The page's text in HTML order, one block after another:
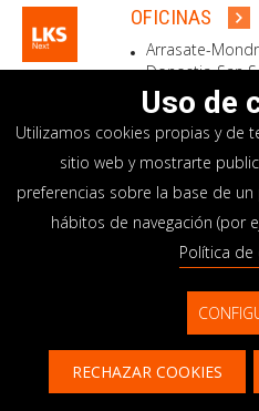
OFICINAS
Arrasate-
Donostia-San
Madrid
El
SEDE SOCIAL
Goiru, 7
CP 20500
+34 900 84 14 14
info@lksnext.com
Aviso legal
Política de cookies
Uso de
Utilizamos cookies propias y de
sitio web y mostrarte
preferencias sobre la base de
hábitos de navegación (por
Política de
RECHAZAR COOKIES